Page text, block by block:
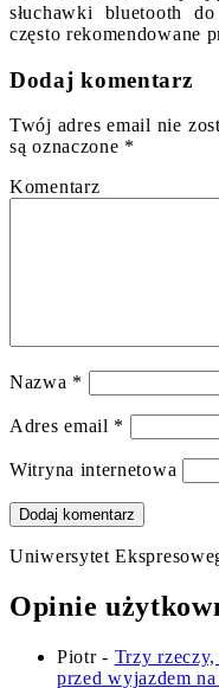
słuchawki bluetooth
często rekomendowane
Dodaj komentarz
Twój adres email nie
są oznaczone *
Nazwa *
Adres email *
Witryna internetowa
Uniwersytet
Opinie
Piotr- Trzy
przed wyjazdem